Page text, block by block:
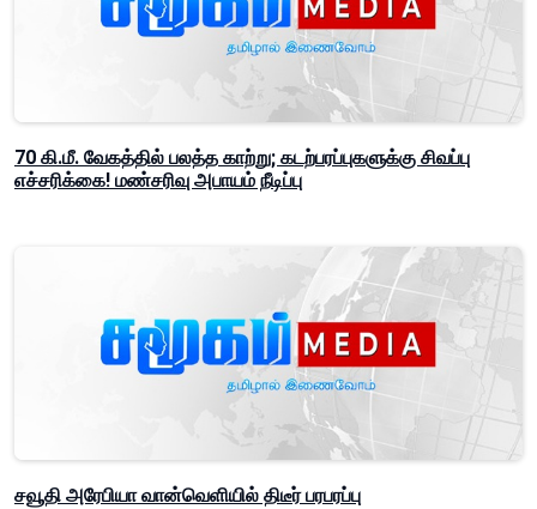
70 கி.மீ. வேகத்தில் பலத்த காற்று; கடற்பரப்புகளுக்கு சிவப்பு
எச்சரிக்கை! மண்சரிவு அபாயம் நீடிப்பு
சவூதி அரேபியா வான்வெளியில் திடீர் பரபரப்பு